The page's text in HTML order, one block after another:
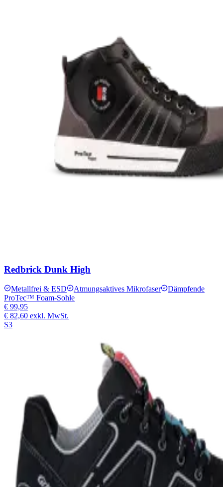
Redbrick Dunk High
Metallfrei & ESD Atmungsaktives Mikrofaser
Dämpfende
ProTec™ Foam-Sohle
€ 99,95
€ 82,60 exkl. MwSt.
S3